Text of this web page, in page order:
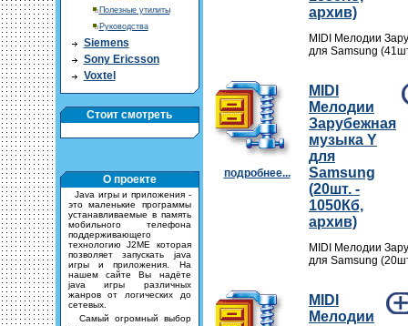
Полезные утилиты
Руководства
Siemens
Sony Ericsson
Voxtel
Стоит смотреть
О проекте
Java игры и приложения -
это маленькие программы
устанавливаемые в память
мобильного телефона
поддерживающего
технологию J2ME которая
позволяет запускать java
игры и приложения. На
нашем сайте Вы надёте
java игры различных
жанров от логических до
сетевых.
Самый огромный выбор
архив)
MIDI Мелодии
для Samsung
подробнее...
MIDI
Мелодии
Зарубежная
музыка Y
для
Samsung
(20шт. -
1050Кб,
архив)
MIDI Мелодии
для Samsung
MIDI
Мелодии